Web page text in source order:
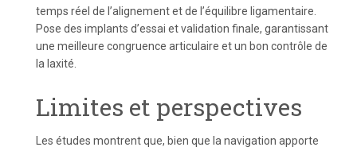
temps réel de l’alignement et de l’équilibre ligamentaire.
Pose des implants d’essai et validation finale, garantissant
une meilleure congruence articulaire et un bon contrôle de
la laxité.
Limites et perspectives
Les études montrent que, bien que la navigation apporte